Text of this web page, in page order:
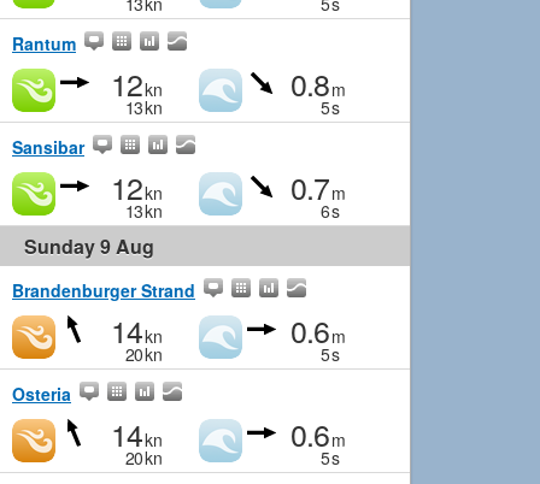
Rantum
12kn
13kn
0.8m
5s
Sansibar
12kn
13kn
0.7m
6s
Sunday 9 Aug
Brandenburger Strand
14kn
20kn
0.6m
5s
Osteria
14kn
20kn
0.6m
5s